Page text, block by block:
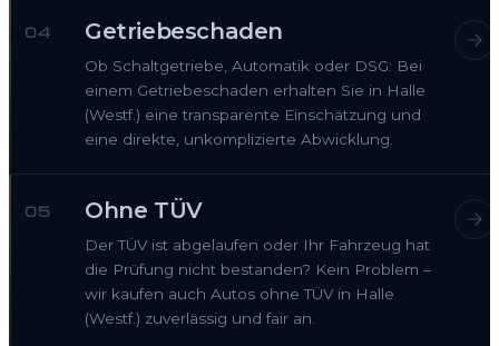
04 Getriebeschaden
Ob Schaltgetriebe, Automatik oder DSG: Bei
einem Getriebeschaden erhalten Sie in Halle
(Westf.) eine transparente Einschätzung und
eine direkte, unkomplizierte Abwicklung.
05 Ohne TÜV
Der TÜV ist abgelaufen oder Ihr Fahrzeug hat
die Prüfung nicht bestanden? Kein Problem –
wir kaufen auch Autos ohne TÜV in Halle
(Westf.) zuverlässig und fair an.